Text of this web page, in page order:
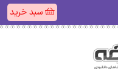
سبد خرید